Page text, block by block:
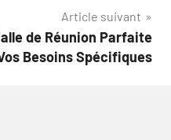
Article suivant
de Réunion Parfaite
Besoins Spécifiques